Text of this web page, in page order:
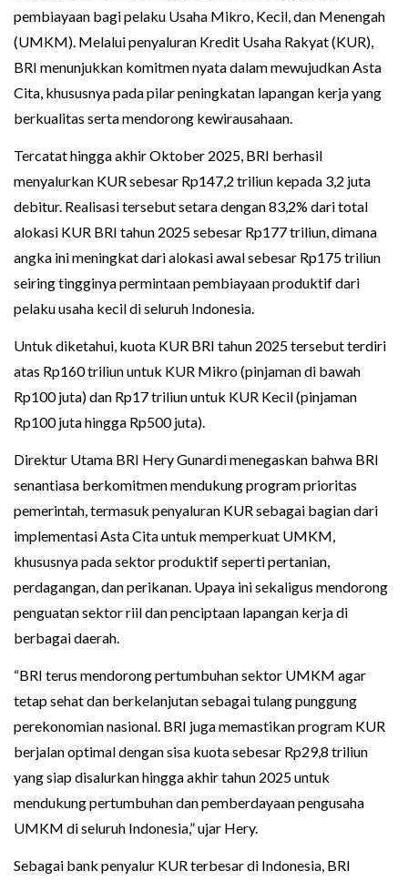
pembiayaan bagi pelaku Usaha Mikro, Kecil, dan Menengah
(UMKM). Melalui penyaluran Kredit Usaha Rakyat (KUR),
BRI menunjukkan komitmen nyata dalam mewujudkan Asta
Cita, khususnya pada pilar peningkatan lapangan kerja yang
berkualitas serta mendorong kewirausahaan.
Tercatat hingga akhir Oktober 2025, BRI berhasil
menyalurkan KUR sebesar Rp147,2 triliun kepada 3,2 juta
debitur. Realisasi tersebut setara dengan 83,2% dari total
alokasi KUR BRI tahun 2025 sebesar Rp177 triliun, dimana
angka ini meningkat dari alokasi awal sebesar Rp175 triliun
seiring tingginya permintaan pembiayaan produktif dari
pelaku usaha kecil di seluruh Indonesia.
Untuk diketahui, kuota KUR BRI tahun 2025 tersebut terdiri
atas Rp160 triliun untuk KUR Mikro (pinjaman di bawah
Rp100 juta) dan Rp17 triliun untuk KUR Kecil (pinjaman
Rp100 juta hingga Rp500 juta).
Direktur Utama BRI Hery Gunardi menegaskan bahwa BRI
senantiasa berkomitmen mendukung program prioritas
pemerintah, termasuk penyaluran KUR sebagai bagian dari
implementasi Asta Cita untuk memperkuat UMKM,
khususnya pada sektor produktif seperti pertanian,
perdagangan, dan perikanan. Upaya ini sekaligus mendorong
penguatan sektor riil dan penciptaan lapangan kerja di
berbagai daerah.
“BRI terus mendorong pertumbuhan sektor UMKM agar
tetap sehat dan berkelanjutan sebagai tulang punggung
perekonomian nasional. BRI juga memastikan program KUR
berjalan optimal dengan sisa kuota sebesar Rp29,8 triliun
yang siap disalurkan hingga akhir tahun 2025 untuk
mendukung pertumbuhan dan pemberdayaan pengusaha
UMKM di seluruh Indonesia,” ujar Hery.
Sebagai bank penyalur KUR terbesar di Indonesia, BRI